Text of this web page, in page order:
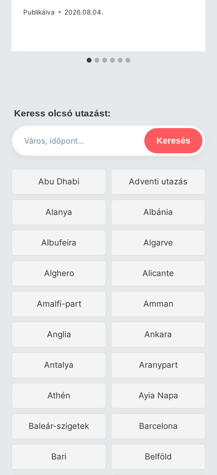
Publikálva 2026.08.04.
Keress olcsó utazást:
Keresés
Abu Dhabi Adventi utazás
Alanya Albánia
Albufeira Algarve
Alghero Alicante
Amalfi-part Amman
Anglia Ankara
Antalya Aranypart
Athén Ayia Napa
Baleár-szigetek Barcelona
Bari Belföld